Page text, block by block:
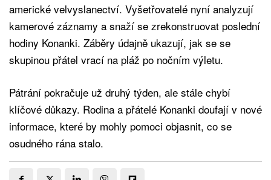
americké velvyslanectví. Vyšetřovatelé nyní analyzují
kamerové záznamy a snaží se zrekonstruovat poslední
hodiny Konanki. Záběry údajně ukazují, jak se se
skupinou přátel vrací na pláž po nočním výletu.
Pátrání pokračuje už druhý týden, ale stále chybí
klíčové důkazy. Rodina a přátelé Konanki doufají v nové
informace, které by mohly pomoci objasnit, co se
osudného rána stalo.